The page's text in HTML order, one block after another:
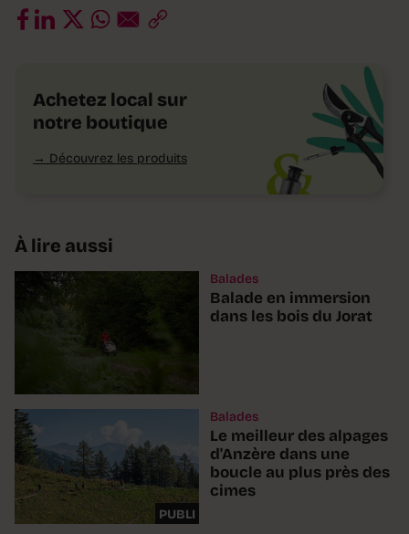
Achetez local sur
notre boutique
Découvrez les produits
À lire aussi
Balades
Balade en immersion
dans les bois du Jorat
PUBLI
Balades
Le meilleur des alpages
d'Anzère dans une
boucle au plus près des
cimes